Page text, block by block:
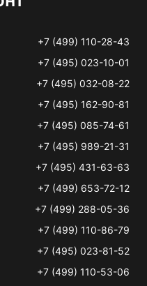
+7 (499) 110-28-43
+7 (495) 023-10-01
+7 (495) 032-08-22
+7 (495) 162-90-81
+7 (495) 085-74-61
+7 (495) 989-21-31
+7 (495) 431-63-63
+7 (499) 653-72-12
+7 (499) 288-05-36
+7 (499) 110-86-79
+7 (495) 023-81-52
+7 (499) 110-53-06